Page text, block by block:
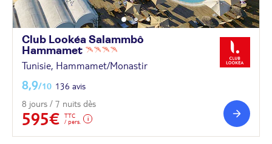
Club Lookéa Salammbô
Hammamet
Tunisie, Hammamet/Monastir
8,9/10 136 avis
8 jours / 7 nuits dès
595€
TTC
/ pers.